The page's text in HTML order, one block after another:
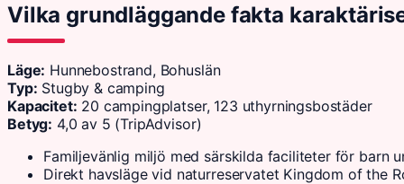
Vilka grundläggande fakta
Läge: Hunnebostrand, Bohuslän
Typ: Stugby & camping
Kapacitet: 20 campingplatser, 123 uthyrningsbostäder
Betyg: 4,0 av 5 (TripAdvisor)
Familjevänlig miljö med särskilda faciliteter för barn
Direkt havsläge vid naturreservatet Kingdom of the